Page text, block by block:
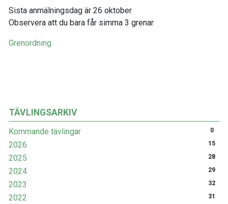
TÄVLINGSARKIV
Kommande tävlingar 0
2026 15
2025 28
2024 29
2023 32
2022 31
Sista anmälningsdag är 26 oktober
Observera att du bara får simma 3 grenar
Grenordning